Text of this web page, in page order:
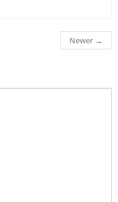
Newer →